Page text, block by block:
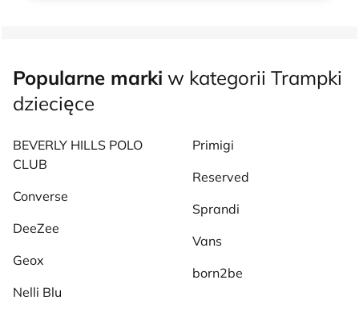
Popularne marki w kategorii Trampki
dziecięce
BEVERLY HILLS POLO
CLUB
Converse
DeeZee
Geox
Nelli Blu
Primigi
Reserved
Sprandi
Vans
born2be